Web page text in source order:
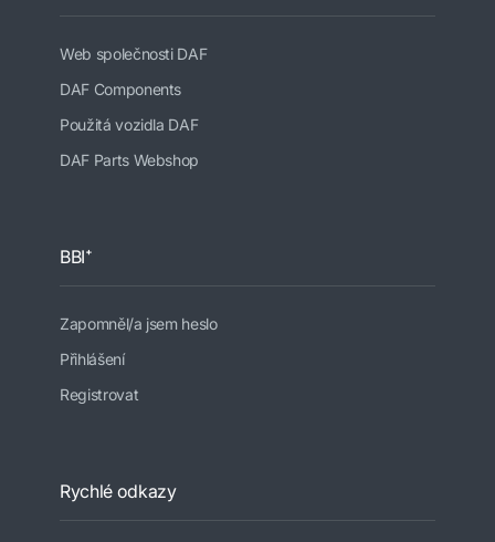
Web společnosti DAF
DAF Components
Použitá vozidla DAF
DAF Parts Webshop
BBI⁺
Zapomněl/a jsem heslo
Přihlášení
Registrovat
Rychlé odkazy